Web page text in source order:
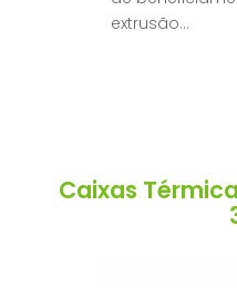
extrusão…
Caixas